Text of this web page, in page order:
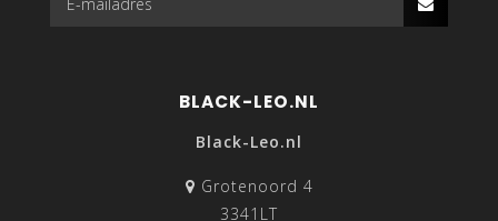
BLACK-LEO.NL
Black-Leo.nl
Grotenoord 4
3341LT